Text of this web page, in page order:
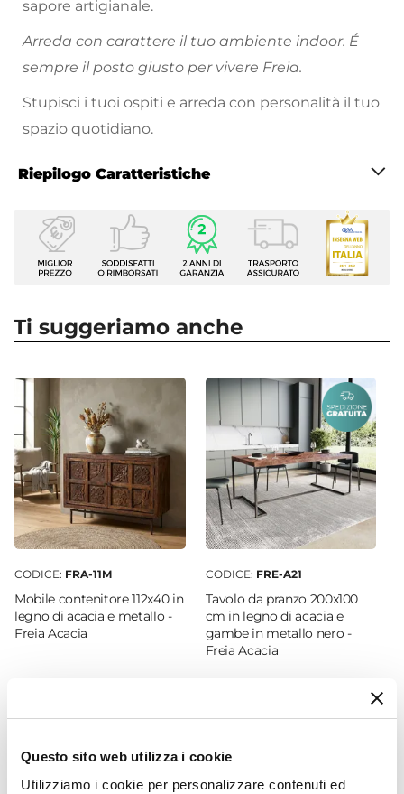
Questo sito web utilizza i cookie
Utilizziamo i cookie per personalizzare contenuti ed
sapore artigianale.
Arreda con carattere il tuo ambiente indoor. É
sempre il posto giusto per vivere Freia.
Stupisci i tuoi ospiti e arreda con personalità il tuo
spazio quotidiano.
Riepilogo Caratteristiche
Caratteristiche
Tipologia
Portabottiglie
Freia sheesham
Altezza
Larghezza
51 cm
Profondità
35 cm
Colore Struttura
Legno
Colore Ante E Cassetti
Legno scuro
Materiale Struttura
Legno sheesham
Numero Cassetti
Ti suggeriamo anche
CODICE: FRA-11M
Mobile contenitore 112x40 in
legno di acacia e metallo -
Freia Acacia
CODICE: FRE-A21
Tavolo da pranzo 200x100
cm in legno di acacia e
gambe in metallo nero -
Freia Acacia